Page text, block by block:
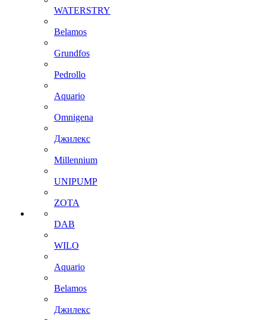
WATERSTRY
Belamos
Grundfos
Pedrollo
Aquario
Omnigena
Джилекс
Millennium
UNIPUMP
ZOTA
DAB
WILO
Aquario
Belamos
Джилекс